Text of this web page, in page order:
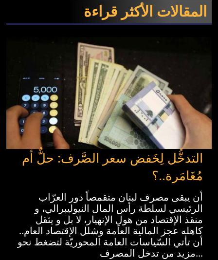
المقالات الأكثر قراءة
التدخُّل لِخَفض سعر الصَّرف: حلٌّ أم
مُغَامَرة..؟
أن يبقى مصرف لبنان متقمصاً دور العرّاب
الرئيسي لسلطة رأس المال النيوليبرالي، و
منقذ الإقتصاد من هولِ الإنهيار، لا بل و يثقل
كاهله عجز المالية العامة وشلل الإقتصاد العام..
أن تأتي السّياسات العامة المحوريّة لتضغط نحو
مزيد من تدخل المصرف...